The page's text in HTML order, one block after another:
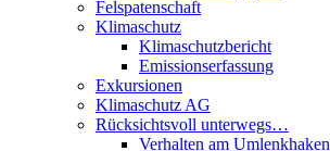
Felspatenschaft
Klimaschutz
Klimaschutzbericht
Emissionserfassung
Exkursionen
Klimaschutz AG
Rücksichtsvoll unterwegs…
Verhalten am Umlenkhaken